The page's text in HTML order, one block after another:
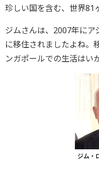
珍しい国を含む、世界81
ジムさんは、2007年に
に移住されましたよね。
ンガポールでの生活はい
ジム・